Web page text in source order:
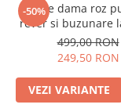
-50%
Rochie dama roz
rever si buzunare
499,00 RON
249,50 RON
VEZI VARIANTE